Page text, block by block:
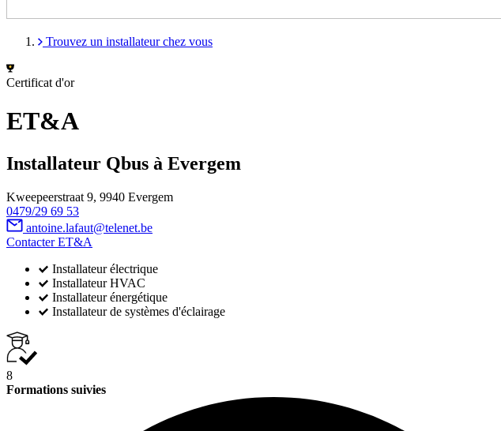
Trouvez un installateur chez vous
Certificat d'or
ET&A
Installateur Qbus à Evergem
Kweepeerstraat 9, 9940 Evergem
0479/29 69 53
antoine.lafaut@telenet.be
Contacter ET&A
Installateur électrique
Installateur HVAC
Installateur énergétique
Installateur de systèmes d'éclairage
8
Formations suivies